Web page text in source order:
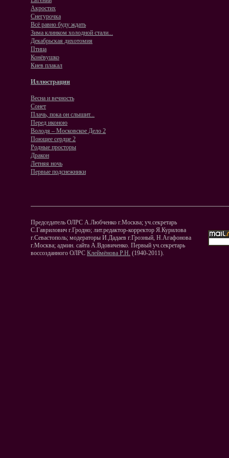
Акростих
Снегурочка
Всё равно буду ждать
Зима клинком холодной стали...
Декабрьская дихотомия
Птица
Конёвушко
Киев плакал
Иллюстрации
Весна и вечность
Сонет
Плачь, пока он слышит...
Перед иконою
Володя – Московское Дело 2
Поющее сердце 2
Родные просторы
Дракон
Летняя ночь
Первые подснежники
Председатель ОЛРС А.Любченко г.Москва; уч.секретарь
С.Гаврилович г.Гродно; лит.редактор-корректор Я.Курилова
г.Севастополь; модераторы И.Дадаев г.Грозный, Н.Агафонова
г.Москва; админ. сайта А.Вдовиченко. Первый уч.секретарь
воссозданного ОЛРС Клеймёнова Р.Н. (1940-2011).